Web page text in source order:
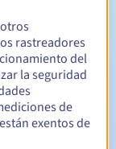
Entre 1 y 10 años
rastreadores
del
la seguridad
de
exentos de